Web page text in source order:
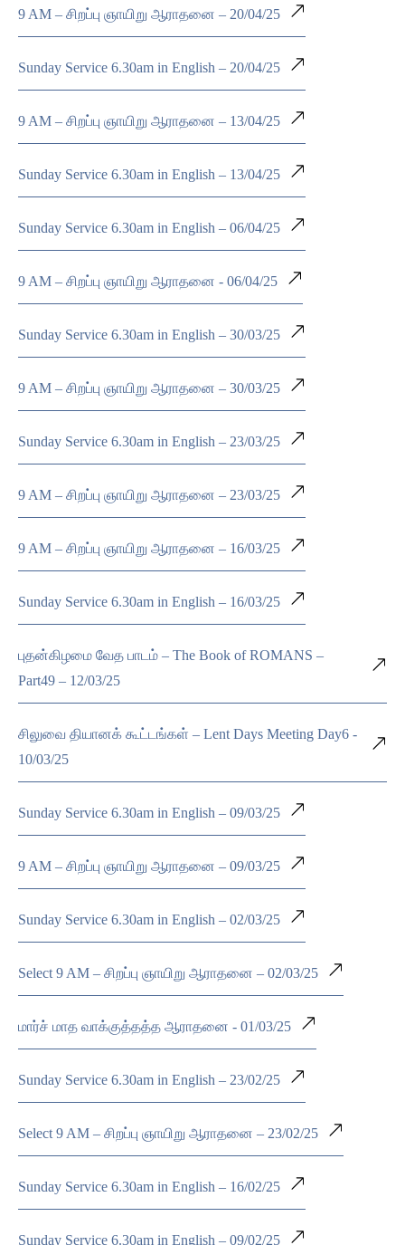
9 AM – சிறப்பு ஞாயிறு ஆராதனை – 20/04/25
Sunday Service 6.30am in English – 20/04/25
9 AM – சிறப்பு ஞாயிறு ஆராதனை – 13/04/25
Sunday Service 6.30am in English – 13/04/25
Sunday Service 6.30am in English – 06/04/25
9 AM – சிறப்பு ஞாயிறு ஆராதனை - 06/04/25
Sunday Service 6.30am in English – 30/03/25
9 AM – சிறப்பு ஞாயிறு ஆராதனை – 30/03/25
Sunday Service 6.30am in English – 23/03/25
9 AM – சிறப்பு ஞாயிறு ஆராதனை – 23/03/25
9 AM – சிறப்பு ஞாயிறு ஆராதனை – 16/03/25
Sunday Service 6.30am in English – 16/03/25
புதன்கிழமை வேத பாடம் – The Book of ROMANS –
Part49 – 12/03/25
சிலுவை தியானக் கூட்டங்கள் – Lent Days Meeting Day6 -
10/03/25
Sunday Service 6.30am in English – 09/03/25
9 AM – சிறப்பு ஞாயிறு ஆராதனை – 09/03/25
Sunday Service 6.30am in English – 02/03/25
Select 9 AM – சிறப்பு ஞாயிறு ஆராதனை – 02/03/25
மார்ச் மாத வாக்குத்தத்த ஆராதனை - 01/03/25
Sunday Service 6.30am in English – 23/02/25
Select 9 AM – சிறப்பு ஞாயிறு ஆராதனை – 23/02/25
Sunday Service 6.30am in English – 16/02/25
Sunday Service 6.30am in English – 09/02/25